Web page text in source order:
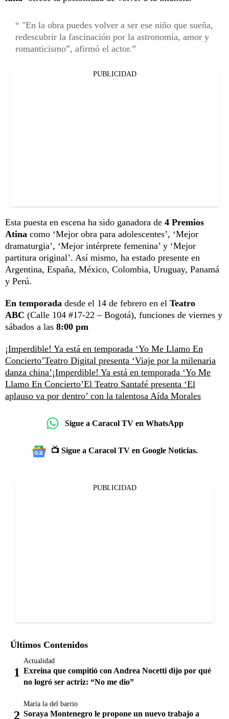
"En la obra puedes volver a ser ese niño que sueña,
redescubrir la fascinación por la astronomía, amor y
romanticismo”, afirmó el actor.
PUBLICIDAD
Esta puesta en escena ha sido ganadora de 4 Premios
Atina como ‘Mejor obra para adolescentes’, ‘Mejor
dramaturgia’, ‘Mejor intérprete femenina’ y ‘Mejor
partitura original’. Así mismo, ha estado presente en
Argentina, España, México, Colombia, Uruguay, Panamá
y Perú.
En temporada desde el 14 de febrero en el Teatro
ABC (Calle 104 #17-22 – Bogotá), funciones de viernes y
sábados a las 8:00 pm
¡Imperdible! Ya está en temporada ‘Yo Me Llamo En
Concierto’Teatro Digital presenta ‘Viaje por la milenaria
danza china’¡Imperdible! Ya está en temporada ‘Yo Me
Llamo En Concierto’El Teatro Santafé presenta ‘El
aplauso va por dentro’ con la talentosa Aída Morales
Sigue a Caracol TV en WhatsApp
📺 Sigue a Caracol TV en Google Noticias.
PUBLICIDAD
Últimos Contenidos
Actualidad
Exreina que compitió con Andrea Nocetti dijo por qué
no logró ser actriz: “No me dio”
María la del barrio
Soraya Montenegro le propone un nuevo trabajo a